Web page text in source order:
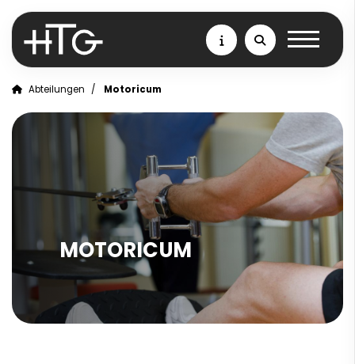
Abteilungen Motoricum
MOTORICUM